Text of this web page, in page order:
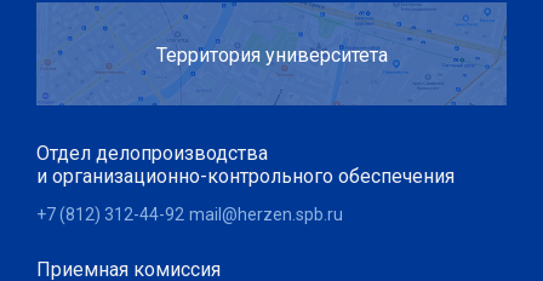
Территория университета
Отдел делопроизводства
и организационно-контрольного обеспечения
+7 (812) 312-44-92 mail@herzen.spb.ru
Приемная комиссия